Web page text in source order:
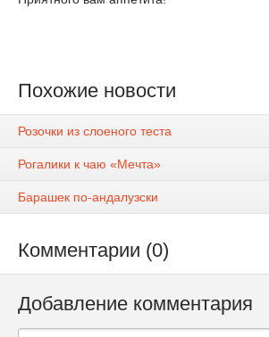
Похожие новости
Розочки из слоеного теста
Рогалики к чаю «Мечта»
Барашек по-андалузски
Комментарии (0)
Добавление комментария